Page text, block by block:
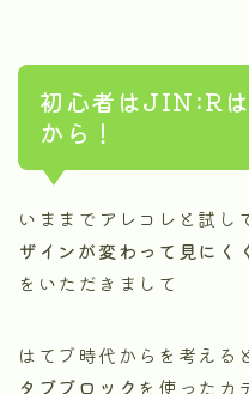
初心者はJIN:R
から！
いままでアレコレと試し
ザインが変わって見にく
をいただきまして
はてブ時代からを考える
タブブロック を使ったカ